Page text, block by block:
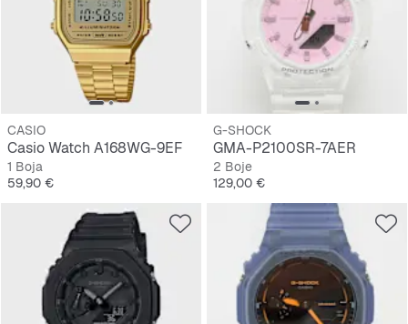
CASIO
Casio Watch A168WG-9EF
1 Boja
Cijena
59,90 €
G-SHOCK
GMA-P2100SR-7AER
2 Boje
Cijena
129,00 €